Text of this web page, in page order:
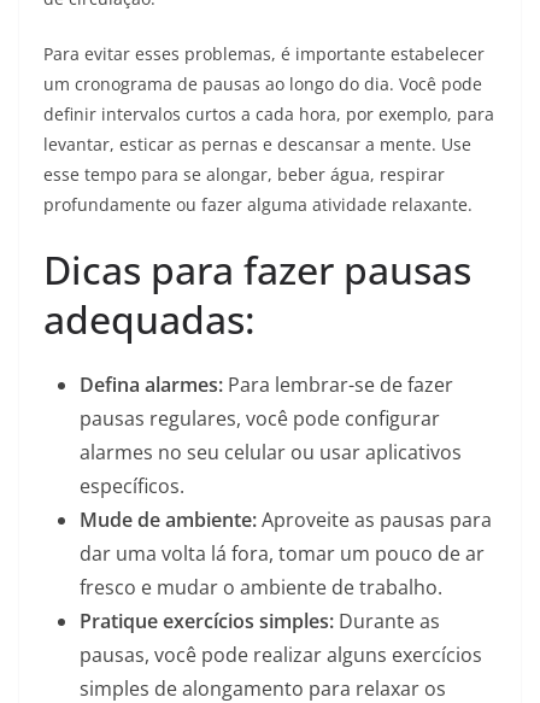
Para evitar esses problemas, é importante estabelecer
um cronograma de pausas ao longo do dia. Você pode
definir intervalos curtos a cada hora, por exemplo, para
levantar, esticar as pernas e descansar a mente. Use
esse tempo para se alongar, beber água, respirar
profundamente ou fazer alguma atividade relaxante.
Dicas para fazer pausas
adequadas:
Defina alarmes: Para lembrar-se de fazer
pausas regulares, você pode configurar
alarmes no seu celular ou usar aplicativos
específicos.
Mude de ambiente:Aproveite as pausas para
dar uma volta lá fora, tomar um pouco de ar
fresco e mudar o ambiente de trabalho.
Pratique exercícios simples: Durante as
pausas, você pode realizar alguns exercícios
simples de alongamento para relaxar os